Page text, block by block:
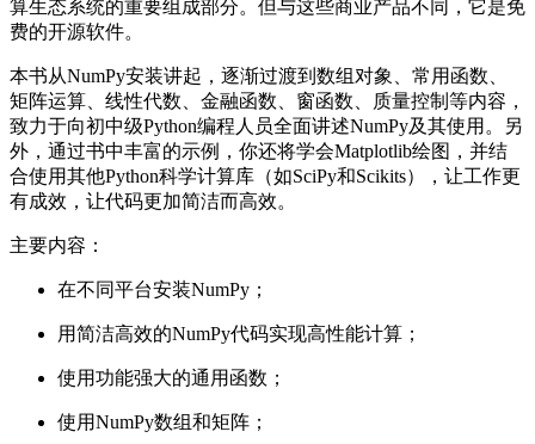
算生态系统的重要组成部分。但与这些商业产品不同，它是免
费的开源软件。
本书从NumPy安装讲起，逐渐过渡到数组对象、常用函数、
矩阵运算、线性代数、金融函数、窗函数、质量控制等内容，
致力于向初中级Python编程人员全面讲述NumPy及其使用。另
外，通过书中丰富的示例，你还将学会Matplotlib绘图，并结
合使用其他Python科学计算库（如SciPy和Scikits），让工作更
有成效，让代码更加简洁而高效。
主要内容：
在不同平台安装NumPy；
用简洁高效的NumPy代码实现高性能计算；
使用功能强大的通用函数；
使用NumPy数组和矩阵；